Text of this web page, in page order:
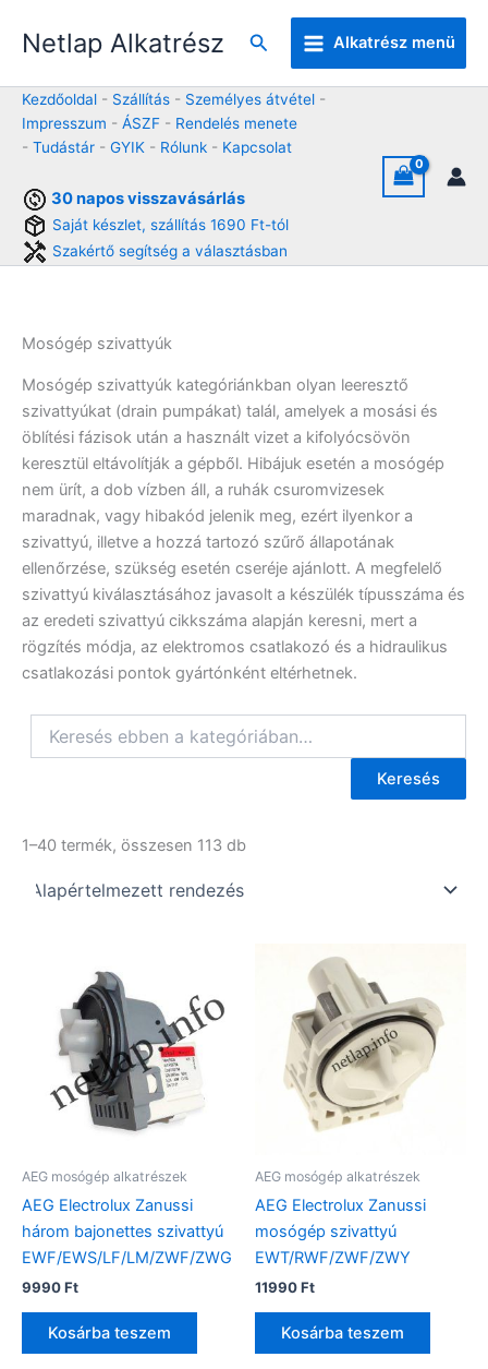
Netlap Alkatrész Keresés Alkatrész menü
Kezdőoldal - Szállítás - Személyes átvétel -
Impresszum - ÁSZF - Rendelés menete
- Tudástár - GYIK - Rólunk - Kapcsolat
30 napos visszavásárlás
Saját készlet, szállítás 1690 Ft-tól
Szakértő segítség a választásban
Mosógép szivattyúk
Mosógép szivattyúk kategóriánkban olyan leeresztő
szivattyúkat (drain pumpákat) talál, amelyek a mosási és
öblítési fázisok után a használt vizet a kifolyócsövön
keresztül eltávolítják a gépből. Hibájuk esetén a mosógép
nem ürít, a dob vízben áll, a ruhák csuromvizesek
maradnak, vagy hibakód jelenik meg, ezért ilyenkor a
szivattyú, illetve a hozzá tartozó szűrő állapotának
ellenőrzése, szükség esetén cseréje ajánlott. A megfelelő
szivattyú kiválasztásához javasolt a készülék típusszáma és
az eredeti szivattyú cikkszáma alapján keresni, mert a
rögzítés módja, az elektromos csatlakozó és a hidraulikus
csatlakozási pontok gyártónként eltérhetnek.
Keresés
1–40 termék, összesen 113 db
AEG mosógép alkatrészek
AEG Electrolux Zanussi
három bajonettes szivattyú
EWF/EWS/LF/LM/ZWF/ZWG
9990Ft
Kosárba teszem
AEG mosógép alkatrészek
AEG Electrolux Zanussi
mosógép szivattyú
EWT/RWF/ZWF/ZWY
11990Ft
Kosárba teszem